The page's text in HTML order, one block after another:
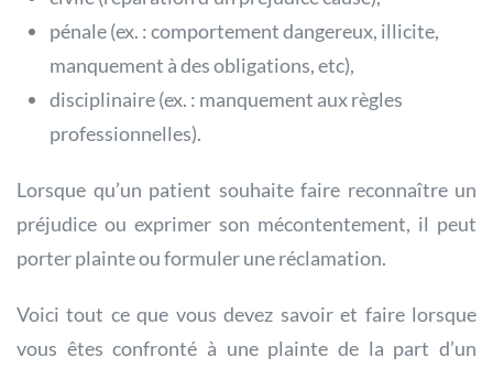
pénale (ex. : comportement dangereux, illicite,
manquement à des obligations, etc),
disciplinaire (ex. : manquement aux règles
professionnelles).
Lorsque qu’un patient souhaite faire reconnaître un
préjudice ou exprimer son mécontentement, il peut
porter plainte ou formuler une réclamation.
Voici tout ce que vous devez savoir et faire lorsque
vous êtes confronté à une plainte de la part d’un